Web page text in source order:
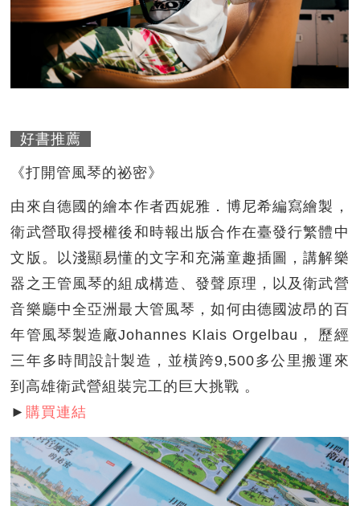
好書推薦
《打開管風琴的祕密》
由來自德國的繪本作者西妮雅．博尼希編寫繪製，
衛武營取得授權後和時報出版合作在臺發行繁體中
文版。以淺顯易懂的文字和充滿童趣插圖，講解樂
器之王管風琴的組成構造、發聲原理，以及衛武營
音樂廳中全亞洲最大管風琴，如何由德國波昂的百
年管風琴製造廠Johannes Klais Orgelbau， 歷經
三年多時間設計製造，並橫跨9,500多公里搬運來
到高雄衛武營組裝完工的巨大挑戰 。
► 購買連結